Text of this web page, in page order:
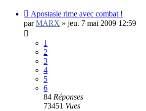
Apostasie rime avec combat !
parMARX » jeu. 7 mai 2009 12:59
1
2
3
4
5
6
84 Réponses
73451 Vues